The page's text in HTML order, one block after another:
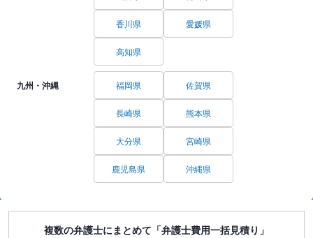
香川県 愛媛県
高知県
九州・沖縄 福岡県 佐賀県
長崎県 熊本県
大分県 宮崎県
鹿児島県 沖縄県
複数の弁護士にまとめて「弁護士費用一括見積り」